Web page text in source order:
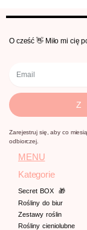
O cześć 👋 Miło mi cię
Zarejestruj się, aby co
odbiorczej.
MENU
Kategorie
Secret BOX
🎁
Rośliny do biur
Zestawy roślin
Rośliny cieniolubne